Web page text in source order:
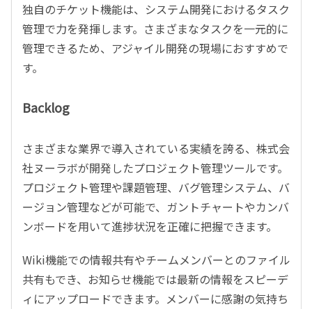
独自のチケット機能は、システム開発におけるタスク
管理で力を発揮します。さまざまなタスクを一元的に
管理できるため、アジャイル開発の現場におすすめで
す。
Backlog
さまざまな業界で導入されている実績を誇る、株式会
社ヌーラボが開発したプロジェクト管理ツールです。
プロジェクト管理や課題管理、バグ管理システム、バ
ージョン管理などが可能で、ガントチャートやカンバ
ンボードを用いて進捗状況を正確に把握できます。
Wiki機能での情報共有やチームメンバーとのファイル
共有もでき、お知らせ機能では最新の情報をスピーデ
ィにアップロードできます。メンバーに感謝の気持ち